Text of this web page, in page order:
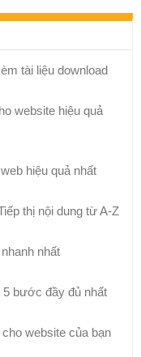
tài liệu download
website hiệu quả
hiệu quả nhất
thị nội dung từ A-Z
nhất
bước đầy đủ nhất
website của bạn